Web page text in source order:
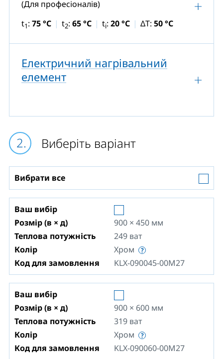
(Для професіоналів)
t1: 75 °C t2: 65 °C ti: 20 °C ΔT: 50 °C
Електричний нагрівальний
елемент
Виберіть варіант
Вибрати все
Ваш вибір
Розмір (в × д)
900 × 450 мм
Теплова потужність
249 ват
Колір
Хром
Код для замовлення
KLX-090045-00M27
Ваш вибір
Розмір (в × д)
900 × 600 мм
Теплова потужність
319 ват
Колір
Хром
Код для замовлення
KLX-090060-00M27